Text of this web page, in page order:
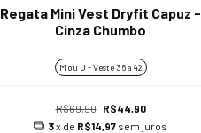
Regata Mini Vest Dryfit Capuz -
Cinza Chumbo
M ou U - Veste 36 a 42
R$69,90
R$44,90
3x de R$14,97 sem juros